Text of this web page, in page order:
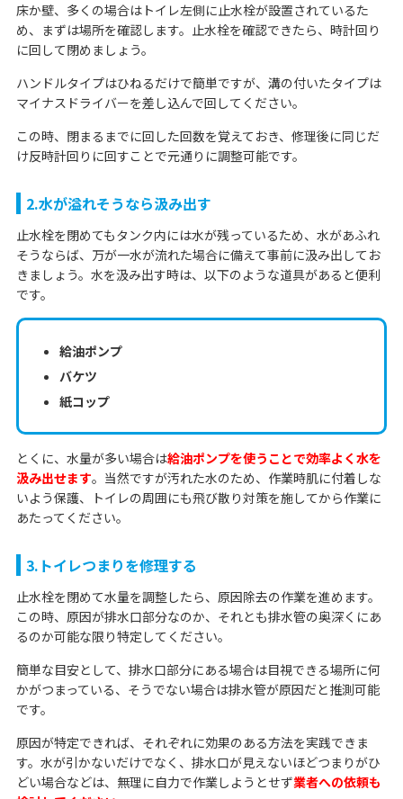
床か壁、多くの場合はトイレ左側に止水栓が設置されているた
め、まずは場所を確認します。止水栓を確認できたら、時計回り
に回して閉めましょう。
ハンドルタイプはひねるだけで簡単ですが、溝の付いたタイプは
マイナスドライバーを差し込んで回してください。
この時、閉まるまでに回した回数を覚えておき、修理後に同じだ
け反時計回りに回すことで元通りに調整可能です。
2.水が溢れそうなら汲み出す
止水栓を閉めてもタンク内には水が残っているため、水があふれ
そうならば、万が一水が流れた場合に備えて事前に汲み出してお
きましょう。水を汲み出す時は、以下のような道具があると便利
です。
給油ポンプ
バケツ
紙コップ
とくに、水量が多い場合は給油ポンプを使うことで効率よく水を
汲み出せます。当然ですが汚れた水のため、作業時肌に付着しな
いよう保護、トイレの周囲にも飛び散り対策を施してから作業に
あたってください。
3.トイレつまりを修理する
止水栓を閉めて水量を調整したら、原因除去の作業を進めます。
この時、原因が排水口部分なのか、それとも排水管の奥深くにあ
るのか可能な限り特定してください。
簡単な目安として、排水口部分にある場合は目視できる場所に何
かがつまっている、そうでない場合は排水管が原因だと推測可能
です。
原因が特定できれば、それぞれに効果のある方法を実践できま
す。水が引かないだけでなく、排水口が見えないほどつまりがひ
どい場合などは、無理に自力で作業しようとせず業者への依頼も